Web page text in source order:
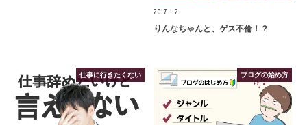
2017.1.2
りんなちゃんと、ゲス不倫！？
仕事に行きたくない ブログの始め方